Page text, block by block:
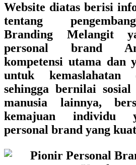
Website diatas berisi
tentang
Branding Melangit
personal brand
kompetensi utama dan
untuk kemaslahatan
sehingga bernilai
manusia lainnya,
kemajuan individu
personal brand yang